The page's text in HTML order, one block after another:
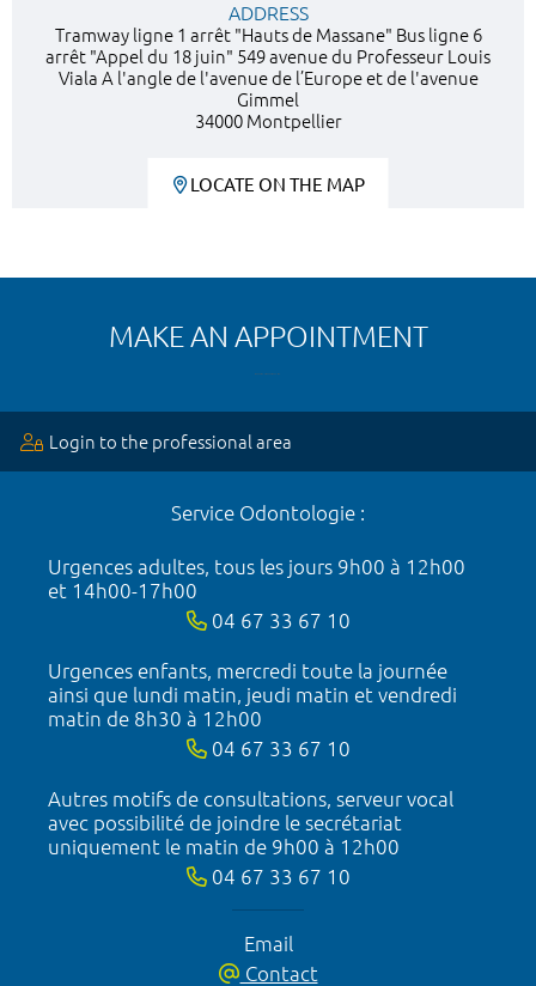
ADDRESS
Tramway ligne 1 arrêt "Hauts de Massane" Bus ligne 6
arrêt "Appel du 18 juin" 549 avenue du Professeur Louis
Viala A l'angle de l'avenue de l’Europe et de l'avenue
Gimmel
34000 Montpellier
LOCATE ON THE MAP
MAKE AN APPOINTMENT
Login to the professional area
Service Odontologie :
Urgences adultes, tous les jours 9h00 à 12h00
et 14h00-17h00
04 67 33 67 10
Urgences enfants, mercredi toute la journée
ainsi que lundi matin, jeudi matin et vendredi
matin de 8h30 à 12h00
04 67 33 67 10
Autres motifs de consultations, serveur vocal
avec possibilité de joindre le secrétariat
uniquement le matin de 9h00 à 12h00
04 67 33 67 10
Email
Contact